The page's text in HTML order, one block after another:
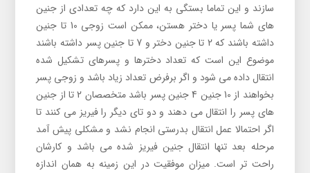
سازند و این تماما بستگی به این دارد که چه تعدادی از جنین
های شما پسر یا دختر هستن، ممکن است زوجی 10 تا جنین
داشته باشند که 2 تا جنین دختر و 7 تا جنین پسر داشته باشند
موضوع این است که تعداد دخترها و پسرهای تشکیل شده
انتقال داده می شود و اگر برفرض تعداد زیاد باشد و زوجی پسر
بخواهند از 10 جنین 4 جنین پسر باشد متخصصان 2 تا از جنین
های پسر را انتقال می دهند و دو تای دیگر را فیریز می کنند تا
اگر احتمالا عمل انتقال بدرستی انجام نشد و مشکلی پیش آمد
مرحله بعد تنها انتقال جنین فیریز شده می باشد و کارشان
راحت تر است. میزان موفقیت در این زمینه به همان اندازه